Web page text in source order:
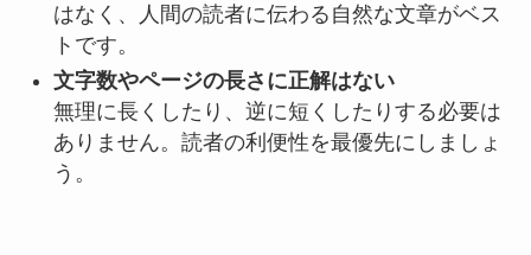
はなく、人間の読者に伝わる自然な文章がベス
トです。
文字数やページの長さに正解はない
無理に長くしたり、逆に短くしたりする必要は
ありません。読者の利便性を最優先にしましょ
う。